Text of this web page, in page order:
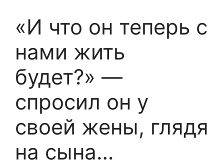
«И что он теперь с
нами жить
будет?» —
спросил он у
своей жены, глядя
на сына…